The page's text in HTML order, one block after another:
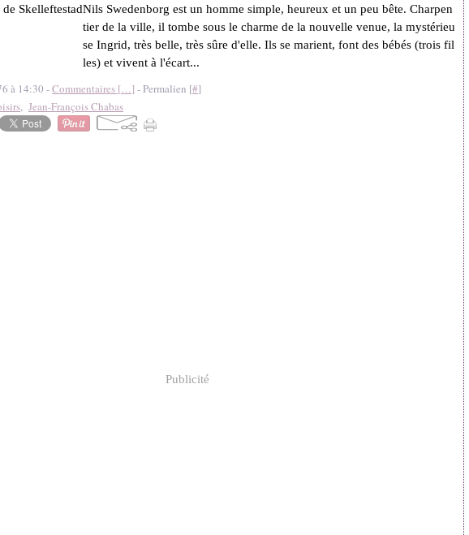
Nils Swedenborg est un homme simple, heureux et un peu bête. Charpen
tier de la ville, il tombe sous le charme de la nouvelle venue, la mystérieu
se Ingrid, très belle, très sûre d'elle. Ils se marient, font des bébés (trois fil
les) et vivent à l'écart...
à 14:30 -Commentaires […] - Permalien [#]
, Jean-François Chabas
Publicité